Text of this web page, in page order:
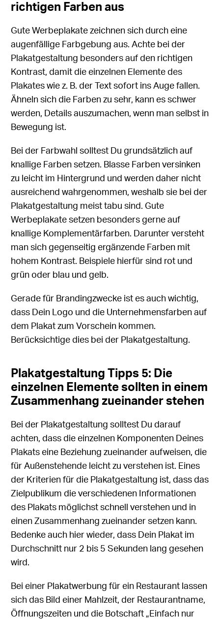
richtigen Farben aus
Gute Werbeplakate zeichnen sich durch eine
augenfällige Farbgebung aus. Achte bei der
Plakatgestaltung besonders auf den richtigen
Kontrast, damit die einzelnen Elemente des
Plakates wie z. B. der Text sofort ins Auge fallen.
Ähneln sich die Farben zu sehr, kann es schwer
werden, Details auszumachen, wenn man selbst in
Bewegung ist.
Bei der Farbwahl solltest Du grundsätzlich auf
knallige Farben setzen. Blasse Farben versinken
zu leicht im Hintergrund und werden daher nicht
ausreichend wahrgenommen, weshalb sie bei der
Plakatgestaltung meist tabu sind. Gute
Werbeplakate setzen besonders gerne auf
knallige Komplementärfarben. Darunter versteht
man sich gegenseitig ergänzende Farben mit
hohem Kontrast. Beispiele hierfür sind rot und
grün oder blau und gelb.
Gerade für Brandingzwecke ist es auch wichtig,
dass Dein Logo und die Unternehmensfarben auf
dem Plakat zum Vorschein kommen.
Berücksichtige dies bei der Plakatgestaltung.
Plakatgestaltung Tipps 5: Die
einzelnen Elemente sollten in einem
Zusammenhang zueinander stehen
Bei der Plakatgestaltung solltest Du darauf
achten, dass die einzelnen Komponenten Deines
Plakats eine Beziehung zueinander aufweisen, die
für Außenstehende leicht zu verstehen ist. Eines
der Kriterien für die Plakatgestaltung ist, dass das
Zielpublikum die verschiedenen Informationen
des Plakats möglichst schnell verstehen und in
einen Zusammenhang zueinander setzen kann.
Bedenke auch hier wieder, dass Dein Plakat im
Durchschnitt nur 2 bis 5 Sekunden lang gesehen
wird.
Bei einer Plakatwerbung für ein Restaurant lassen
sich das Bild einer Mahlzeit, der Restaurantname,
Öffnungszeiten und die Botschaft „Einfach nur